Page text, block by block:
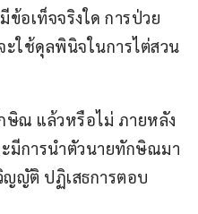
อเท็จจริงใด การป่วย
ะใช้ดุลพินิจในการไต่สวน
ษิณ แล้วหรือไม่ ภายหลัง
มีการนำตัวนายทักษิณมา
ญญัติ ปฏิเสธการตอบ